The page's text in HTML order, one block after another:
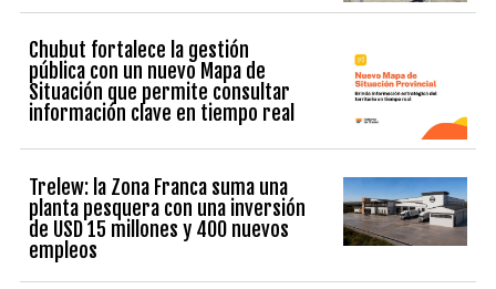
Chubut fortalece la gestión
pública con un nuevo Mapa de
Situación que permite consultar
información clave en tiempo real
Trelew: la Zona Franca suma una
planta pesquera con una inversión
de USD 15 millones y 400 nuevos
empleos